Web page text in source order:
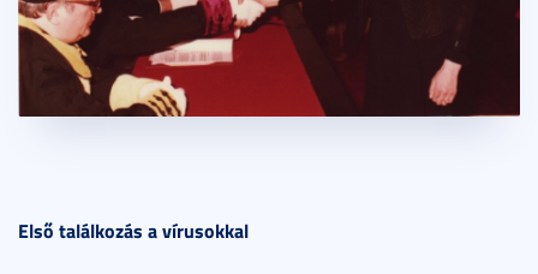
Első találkozás a vírusokkal